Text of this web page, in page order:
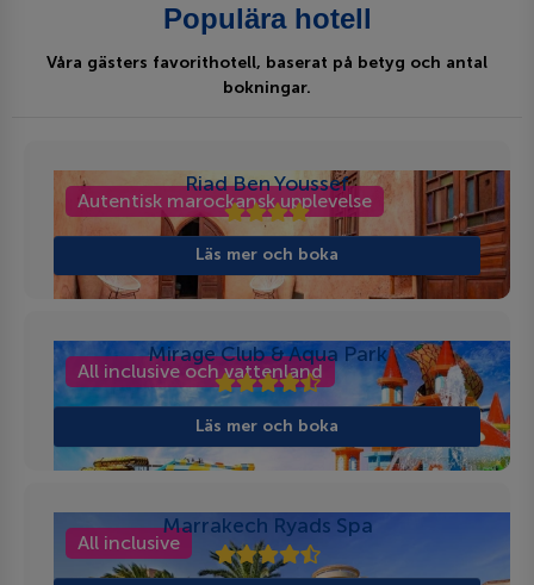
Populära hotell
Våra gästers favorithotell, baserat på betyg och antal
bokningar.
Autentisk marockansk upplevelse
Riad Ben Youssef
Läs mer och boka
All inclusive och vattenland
Mirage Club & Aqua Park
Läs mer och boka
All inclusive
Marrakech Ryads Spa